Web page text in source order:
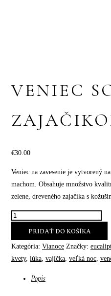
VENIEC
€30.00
Veniec na zavesenie je vytvorený
machom. Obsahuje množstvo
zelene, dreveného zajačika s
PRIDAŤ DO KOŠÍKA
Kategória: Vianoce Značky:
kvety, lúka, vajíčka, veľká noc,
Popis